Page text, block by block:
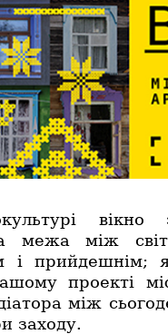
вікно
межа між
і прийдешнім;
проекті
між
заходу.